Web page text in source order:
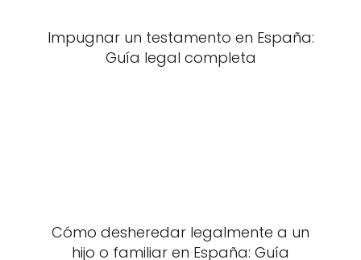
Impugnar un testamento en España:
Guía legal completa
Cómo desheredar legalmente a un
hijo o familiar en España: Guía